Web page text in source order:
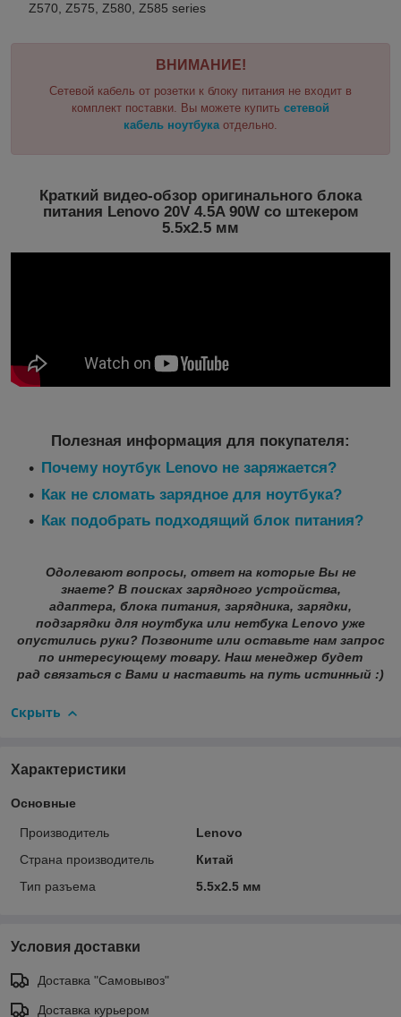
Z570, Z575, Z580, Z585 series
ВНИМАНИЕ!
Сетевой кабель от розетки к блоку питания не входит в
комплект поставки. Вы можете купить сетевой
кабель ноутбукаотдельно.
Краткий видео-обзор оригинального блока
питания Lenovo 20V 4.5A 90W со штекером
5.5x2.5 мм
Полезная информация для покупателя:
Почему ноутбук Lenovo не заряжается?
Как не сломать зарядное для ноутбука?
Как подобрать подходящий блок питания?
Одолевают вопросы, ответ на которые Вы не
знаете? В поисках зарядного устройства,
адаптера, блока питания, зарядника, зарядки,
подзарядки для ноутбука или нетбука Lenovo уже
опустились руки? Позвоните или оставьте нам запрос
по интересующему товару. Наш менеджер будет
рад связаться с Вами и наставить на путь истинный :)
Скрыть
Характеристики
Основные
Производитель
Lenovo
Страна производитель
Китай
Тип разъема
5.5x2.5 мм
Условия доставки
Доставка "Самовывоз"
Доставка курьером